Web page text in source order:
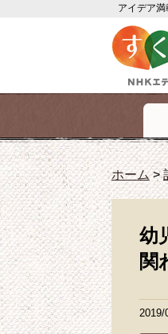
アイデア
ホーム>
幼
関
2019/